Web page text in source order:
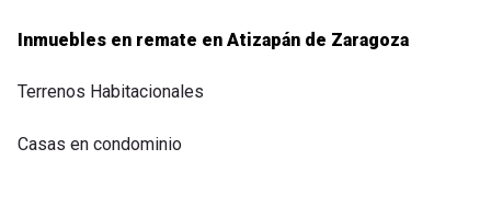
Inmuebles en remate en Atizapán de Zaragoza
Terrenos Habitacionales
Casas en condominio